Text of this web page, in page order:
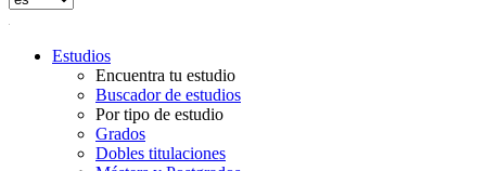
Estudios
Encuentra tu estudio
Buscador de estudios
Por tipo de estudio
Grados
Dobles titulaciones